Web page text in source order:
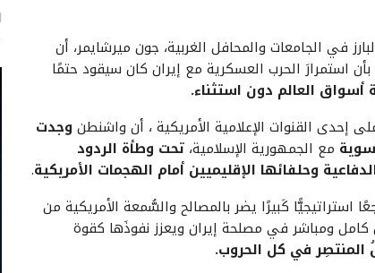
في الجامعات والمحافل الغربية، جون ميرشايمر، أن
استمرارَ الحرب العسكرية مع إيران كان سيقود حتمًا
العالم دون استثناء.
إحدى القنوات الإعلامية الأمريكية ، أن واشنطن وجدت
مع الجمهورية الإسلامية، تحت وطأة الردود
وحلفائها الإقليميين أمام الهجمات الأمريكية.
استراتيجيًّا كَبيرًا يضر بالمصالح والسُّمعة الأمريكية من
ومباشر في مصلحة إيران ويعزز نفوذَها كقوة
في كل الحروب.